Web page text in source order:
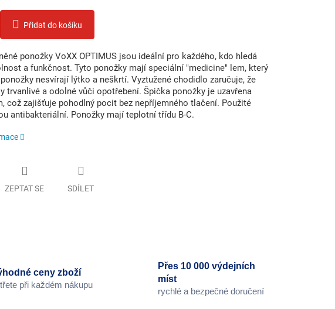
Přidat do košíku
ponožky VoXX OPTIMUS jsou ideální pro každého, kdo hledá
a funkčnost. Tyto ponožky mají speciální "medicine" lem, který
nesvírají lýtko a neškrtí. Vyztužené chodidlo zaručuje, že
trvanlivé a odolné vůči opotřebení. Špička ponožky je uzavřena
což zajišťuje pohodlný pocit bez nepříjemného tlačení. Použité
antibakteriální. Ponožky mají teplotní třídu B-C.
ZEPTAT SE SDÍLET
ceny zboží
při každém nákupu
Přes 10 000 výdejních
míst
rychlé a bezpečné doručení